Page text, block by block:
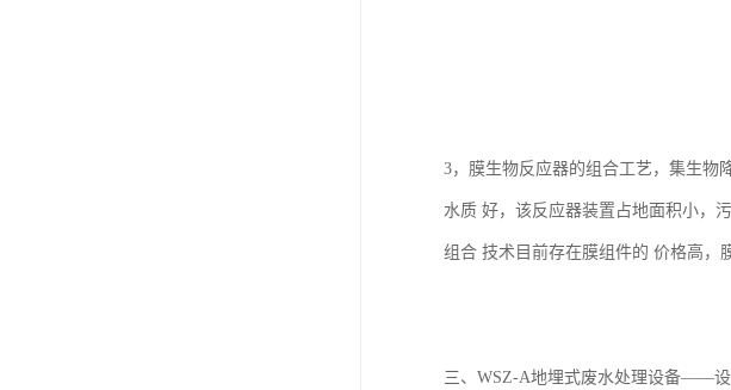
3，膜生物反应器的组合工艺，集生物
水质 好，该反应器装置占地面积小，
组合 技术目前存在膜组件的 价格高，
三、WSZ-A地埋式废水处理设备——